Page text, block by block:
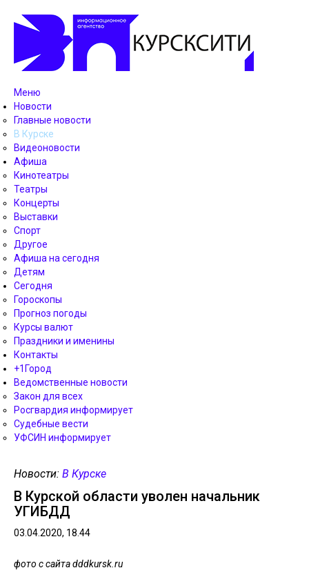
Меню
Новости
Главные новости
В Курске
Видеоновости
Афиша
Кинотеатры
Театры
Концерты
Выставки
Спорт
Другое
Афиша на сегодня
Детям
Сегодня
Гороскопы
Прогноз погоды
Курсы валют
Праздники и именины
Контакты
+1Город
Ведомственные новости
Закон для всех
Росгвардия информирует
Судебные вести
УФСИН информирует
Новости: В Курске
В Курской области уволен начальник
УГИБДД
03.04.2020, 18.44
фото с сайта dddkursk.ru